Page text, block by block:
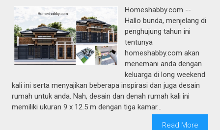
Homeshabby.com --
Hallo bunda, menjelang di
penghujung tahun ini
tentunya
homeshabby.com akan
menemani anda dengan
keluarga di long weekend
kali ini serta menyajikan beberapa inspirasi dan juga desain
rumah untuk anda. Nah, desain dan denah rumah kali ini
memiliki ukuran 9 x 12.5 m dengan tiga kamar...
Read More